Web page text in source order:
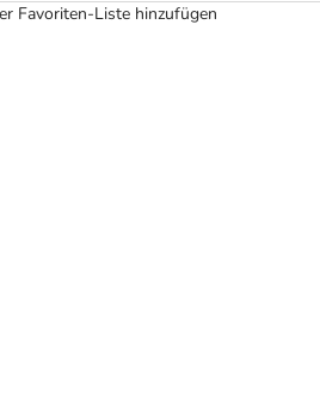
Favoriten-Liste hinzufügen